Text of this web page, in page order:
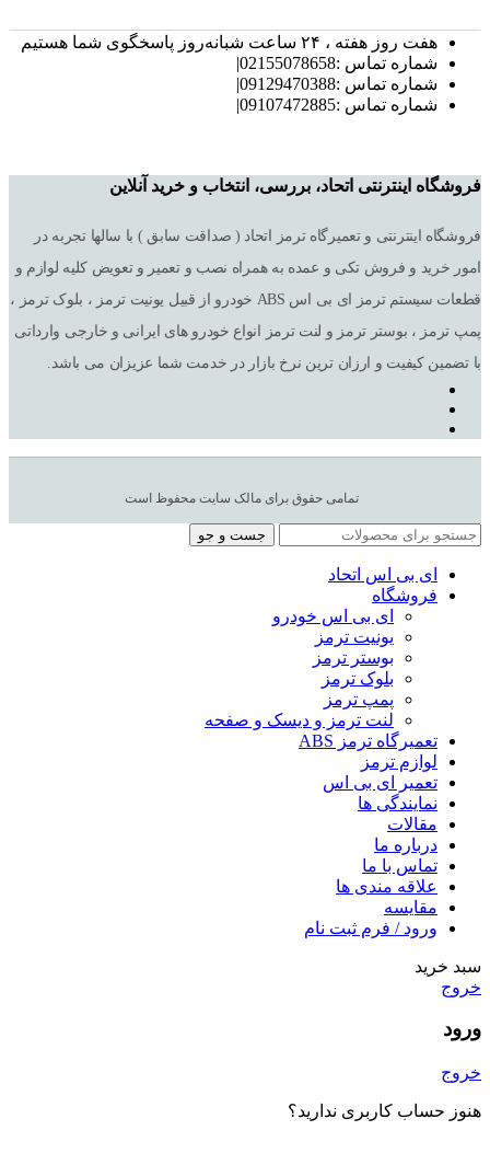
هفت روز هفته ، ۲۴ ساعت شبانه‌روز پاسخگوی شما هستیم
شماره تماس :02155078658|
شماره تماس :09129470388|
شماره تماس :09107472885|
فروشگاه اینترنتی اتحاد، بررسی، انتخاب و خرید آنلاین
فروشگاه اینترنتی و تعمیرگاه ترمز اتحاد ( صداقت سابق ) با سالها تجربه در
امور خرید و فروش تکی و عمده به همراه نصب و تعمیر و تعویض کلیه لوازم و
قطعات سیستم ترمز ای بی اس ABS خودرو از قبیل یونیت ترمز ، بلوک ترمز ،
پمپ ترمز ، بوستر ترمز و لنت ترمز انواع خودرو های ایرانی و خارجی وارداتی
با تضمین کیفیت و ارزان ترین نرخ بازار در خدمت شما عزیزان می باشد.
تمامی حقوق برای مالک سایت محفوظ است
جست و جو
ای بی اس اتحاد
فروشگاه
ای بی اس خودرو
یونیت ترمز
بوستر ترمز
بلوک ترمز
پمپ ترمز
لنت ترمز و دیسک و صفحه
تعمیرگاه ترمز ABS
لوازم ترمز
تعمیر ای بی اس
نمایندگی ها
مقالات
درباره ما
تماس با ما
علاقه مندی ها
مقایسه
ورود / فرم ثبت نام
سبد خرید
خروج
ورود
خروج
هنوز حساب کاربری ندارید؟